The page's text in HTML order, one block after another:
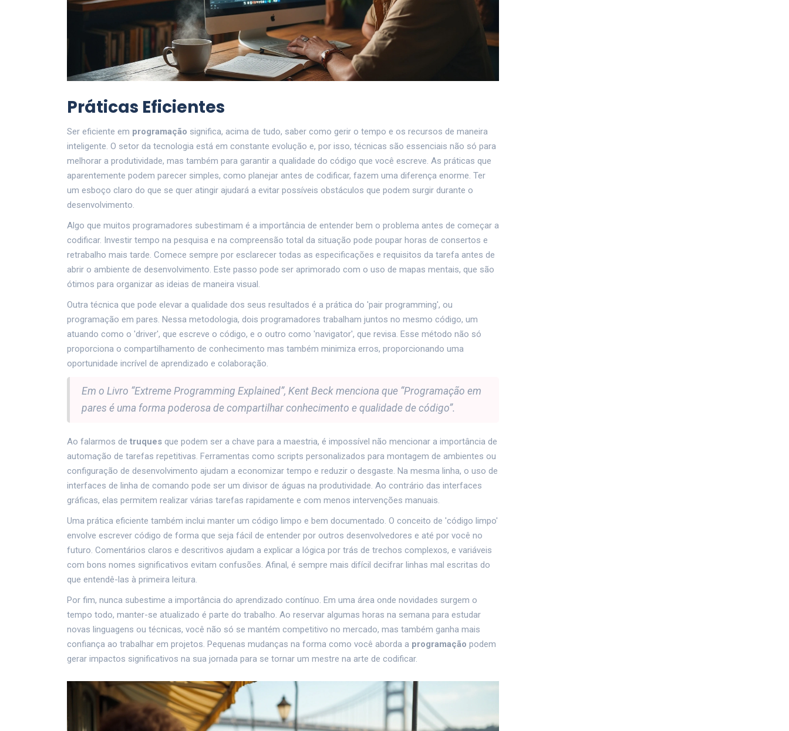
Práticas Eficientes
Ser eficiente em programação significa, acima de tudo, saber como gerir o tempo e os recursos de maneira
inteligente. O setor da tecnologia está em constante evolução e, por isso, técnicas são essenciais não só para
melhorar a produtividade, mas também para garantir a qualidade do código que você escreve. As práticas que
aparentemente podem parecer simples, como planejar antes de codificar, fazem uma diferença enorme. Ter
um esboço claro do que se quer atingir ajudará a evitar possíveis obstáculos que podem surgir durante o
desenvolvimento.
Algo que muitos programadores subestimam é a importância de entender bem o problema antes de começar a
codificar. Investir tempo na pesquisa e na compreensão total da situação pode poupar horas de consertos e
retrabalho mais tarde. Comece sempre por esclarecer todas as especificações e requisitos da tarefa antes de
abrir o ambiente de desenvolvimento. Este passo pode ser aprimorado com o uso de mapas mentais, que são
ótimos para organizar as ideias de maneira visual.
Outra técnica que pode elevar a qualidade dos seus resultados é a prática do 'pair programming', ou
programação em pares. Nessa metodologia, dois programadores trabalham juntos no mesmo código, um
atuando como o 'driver', que escreve o código, e o outro como 'navigator', que revisa. Esse método não só
proporciona o compartilhamento de conhecimento mas também minimiza erros, proporcionando uma
oportunidade incrível de aprendizado e colaboração.
Em o Livro “Extreme Programming Explained”, Kent Beck menciona que “Programação em
pares é uma forma poderosa de compartilhar conhecimento e qualidade de código”.
Ao falarmos de truques que podem ser a chave para a maestria, é impossível não mencionar a importância de
automação de tarefas repetitivas. Ferramentas como scripts personalizados para montagem de ambientes ou
configuração de desenvolvimento ajudam a economizar tempo e reduzir o desgaste. Na mesma linha, o uso de
interfaces de linha de comando pode ser um divisor de águas na produtividade. Ao contrário das interfaces
gráficas, elas permitem realizar várias tarefas rapidamente e com menos intervenções manuais.
Uma prática eficiente também inclui manter um código limpo e bem documentado. O conceito de 'código limpo'
envolve escrever código de forma que seja fácil de entender por outros desenvolvedores e até por você no
futuro. Comentários claros e descritivos ajudam a explicar a lógica por trás de trechos complexos, e variáveis
com bons nomes significativos evitam confusões. Afinal, é sempre mais difícil decifrar linhas mal escritas do
que entendê-las à primeira leitura.
Por fim, nunca subestime a importância do aprendizado contínuo. Em uma área onde novidades surgem o
tempo todo, manter-se atualizado é parte do trabalho. Ao reservar algumas horas na semana para estudar
novas linguagens ou técnicas, você não só se mantém competitivo no mercado, mas também ganha mais
confiança ao trabalhar em projetos. Pequenas mudanças na forma como você aborda a programação podem
gerar impactos significativos na sua jornada para se tornar um mestre na arte de codificar.